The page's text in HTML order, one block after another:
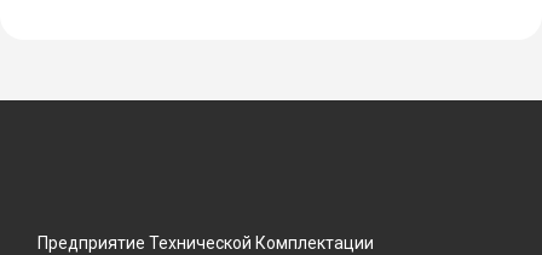
Предприятие Технической Комплектации